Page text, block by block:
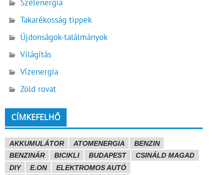
Szélenergia
Takarékosság tippek
Újdonságok-találmányok
Világítás
Vízenergia
Zöld rovat
CÍMKEFELHŐ
AKKUMULÁTOR ATOMENERGIA
BENZIN
BENZINÁR
BICIKLI BUDAPEST
CSINÁLD MAGAD
DIY
E.ON
ELEKTROMOS AUTÓ